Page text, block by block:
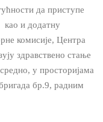
да приступе
као и додатну
комисије, Центра
здравствено стање
у просторијама
бр.9, радним